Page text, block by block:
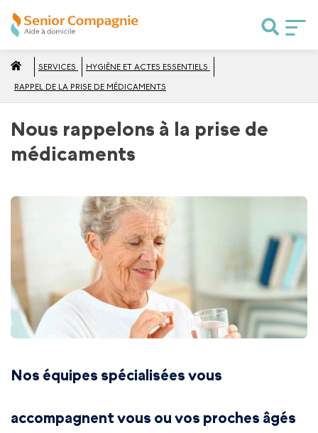
SERVICES HYGIÈNE ET ACTES ESSENTIELS
RAPPEL DE LA PRISE DE MÉDICAMENTS
Nous rappelons à la prise de
médicaments
Nos équipes spécialisées vous
accompagnent vous ou vos proches âgés